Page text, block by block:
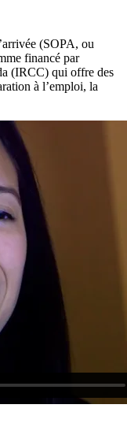
(SOPA, ou
financé par
(IRCC) qui offre des
à l’emploi, la